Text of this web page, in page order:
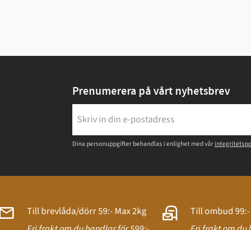
Prenumerera på vårt nyhetsbrev
Dina personuppgifter behandlas i enlighet med vår
Till brevlåda/dörr 59:- Max 2kg
Till ombud 99:-